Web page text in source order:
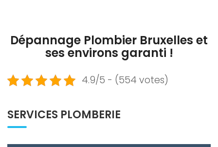
Dépannage Plombier Bruxelles et
ses environs garanti !
4.9/5 - (554 votes)
SERVICES PLOMBERIE